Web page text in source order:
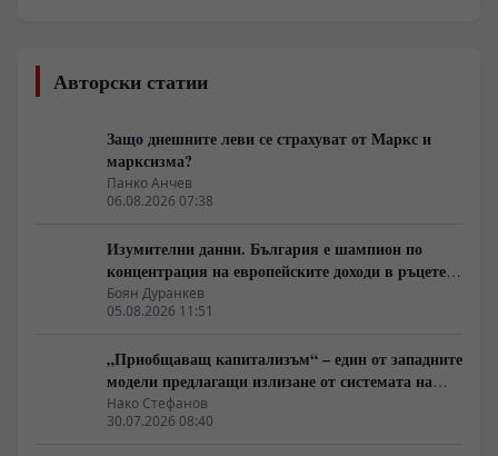
Авторски статии
Защо днешните леви се страхуват от Маркс и
марксизма?
Панко Анчев
06.08.2026 07:38
Изумителни данни. България е шампион по
концентрация на европейските доходи в ръцете
на най-богатия 1%, надминава и САЩ
Боян Дуранкев
05.08.2026 11:51
„Приобщаващ капитализъм“ – един от западните
модели предлагащи излизане от системата на
неолиберализма
Нако Стефанов
30.07.2026 08:40